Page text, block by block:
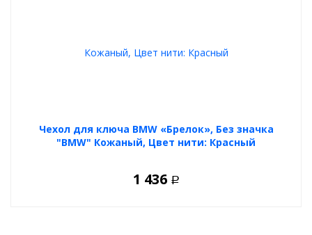
Чехол для ключа BMW «Брелок», Без значка
"BMW" Кожаный, Цвет нити: Красный
1 436 Р